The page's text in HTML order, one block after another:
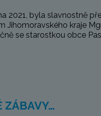
2021, byla slavnostně
Jihomoravského kraje
se starostkou obce
ZÁBAVY…